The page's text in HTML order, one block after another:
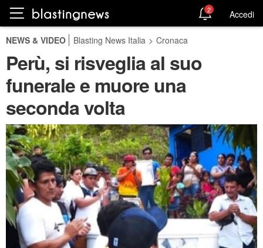
2 Accedi
NEWS & VIDEO Blasting News Italia > Cronaca
Perù, si risveglia al suo
funerale e muore una
seconda volta